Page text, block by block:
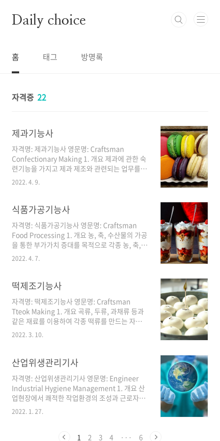
Daily choice
홈 태그 방명록
자격증 22
제과기능사
자격명: 제과기능사 영문명: Craftsman
Confectionary Making 1. 개요 제과에 관한 숙
련기능을 가지고 제과 제조와 관련되는 업무를
수행할 수 있는 능력을 가 진 전문인력을 양성하
고 각종 제과용 기계 및 기구를 사용하여 성형, 굽
만드 는 업무 수행. 3. 진로 및 전망 - 식빵류, 과자
빵류를 제조하는 제빵 전문업체, 비스킷류, 케익
류 등을 제조하는 제과 전문생산업체, 빵 및 과자
류를 제조하는 생산업체, 손작업을 위주로 빵과
및 공공기관의 단체..
2022. 4. 9.
식품가공기능사
자격명: 식품가공기능사 영문명: Craftsman
Food Processing 1. 개요 농, 축, 수산물의 가공
을 통한 부가가치 증대를 목적으로 각종 농, 축,
수산물의 처리, 가공, 이용 및 품질향상 등에 대한
축, 수산식품가공을 통해 식품의 소화율, 보존성
하기 위해 산업현장에서 제조, 가공업무를 담당
할 기능 인력이 필요함에 따라 자격제도 제정 2.
수행직무 농, 축, 수산물을 원료로 가공처리하여
물리적, 화학적, 생물학적 변화를 일으키게 하여
및 전망 각종 농..
2022. 4. 7.
떡제조기능사
자격명: 떡제조기능사 영문명: Craftsman
Tteok Making 1. 개요 곡류, 두류, 과채류 등과
같은 재료를 이용하여 각종 떡류를 만드는 자격
으로, 필기(떡 제조 및 위생관리) 및 실기(떡제조
두류, 과채류 등과 같은 재료를 이용하여 식품위
생과 개인안전관리에 유의하여 빻기, 찌기, 발효,
지지기, 치기, 삶기 등의 공정을 거쳐 각종 떡류를
만드는 직무 3. 진로 및 전망 입맛이 서구화된다
고 하지만 웰빙열풍으로 건강에 대한 관심이 증
가하면서 우리 전통음식에 대한 선호도 높아졌
2022. 3. 10.
산업위생관리기사
자격명: 산업위생관리기사 영문명: Engineer
Industrial Hygiene Management 1. 개요 산
업현장에서 쾌적한 작업환경의 조성과 근로자의
건강보호 및 증진을 위하여 작업과정이나 작업장
에서 발생되는 화학적, 물리적, 인체공학적 혹은
및 제거할 수 있는 고도의 전문인력 양성이 시급
2022. 1. 27.
1 2 3 4 ··· 6